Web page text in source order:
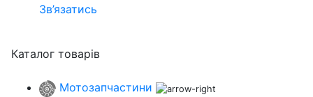
Зв’язатись
Каталог товарів
Мотозапчастини